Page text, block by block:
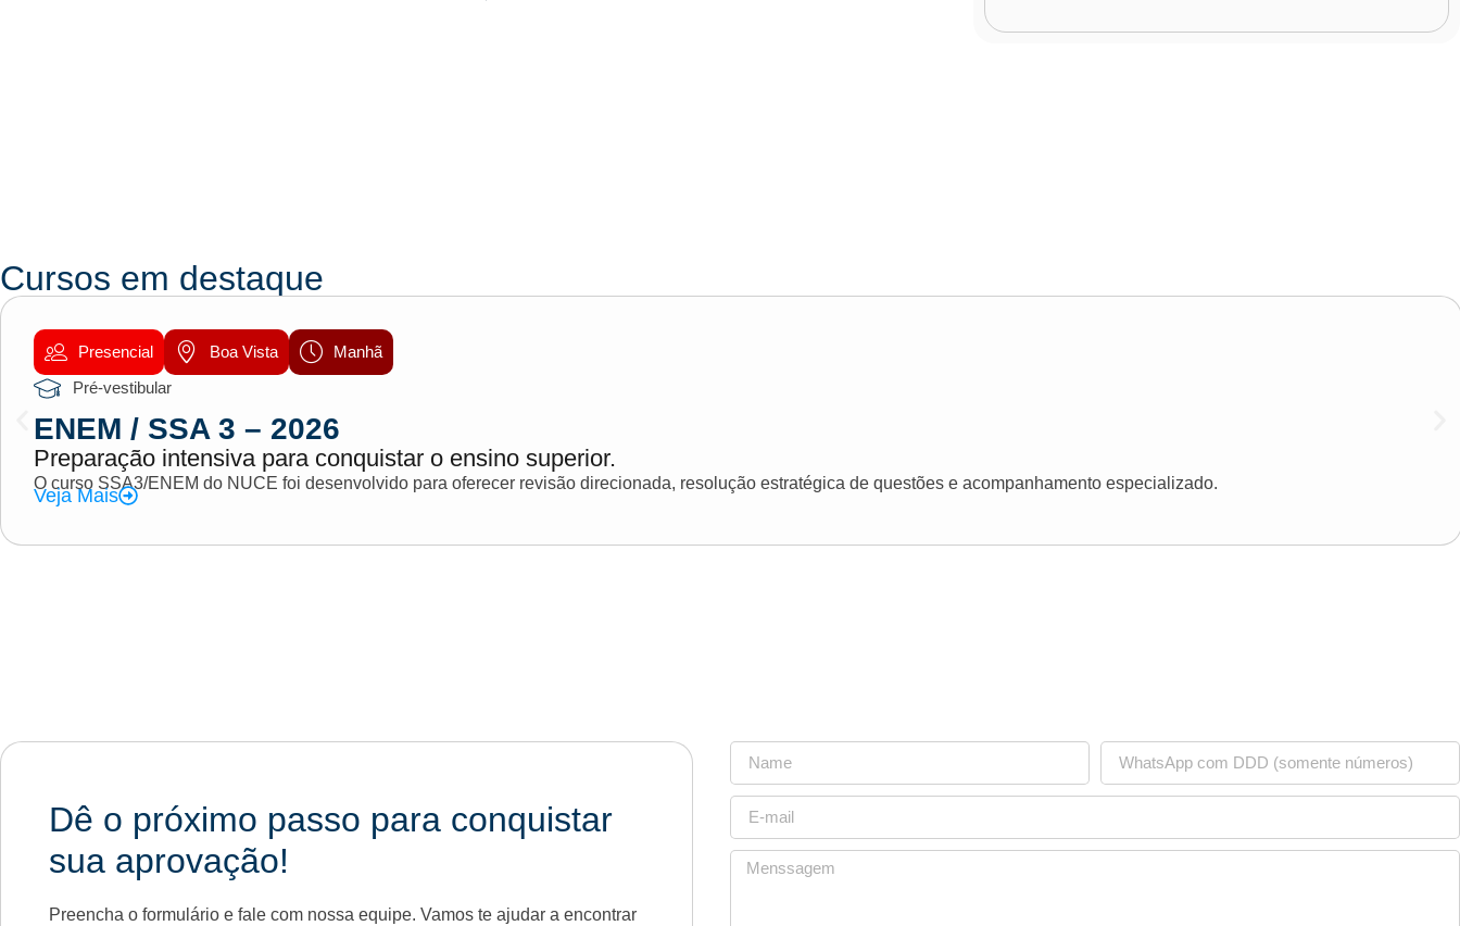
Cursos em destaque
Presencial Boa Vista
Manhã
Pré-vestibular
ENEM / SSA 3 – 2026
Preparação intensiva para conquistar o ensino superior.
O curso SSA3/ENEM do NUCE foi desenvolvido para oferecer revisão direcionada, resolução estratégica de questões e acompanhamento especializado.
Veja Mais
Dê o próximo passo para conquistar
sua aprovação!
Preencha o formulário e fale com nossa equipe. Vamos te ajudar a encontrar